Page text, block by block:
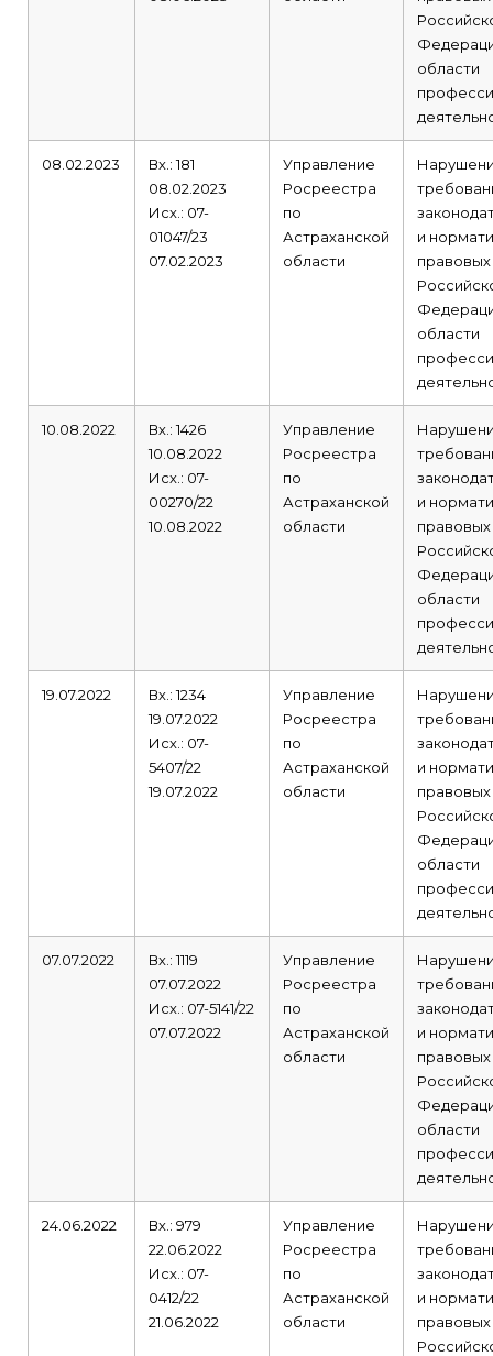
области
08.02.2023
Вх.: 181
08.02.2023
Исх.: 07-
01047/23
07.02.2023
Управление
Росреестра
по
Астраханской
области
и
правовых
области
10.08.2022
Вх.: 1426
10.08.2022
Исх.: 07-
00270/22
10.08.2022
Управление
Росреестра
по
Астраханской
области
и
правовых
области
19.07.2022
Вх.: 1234
19.07.2022
Исх.: 07-
5407/22
19.07.2022
Управление
Росреестра
по
Астраханской
области
и
правовых
области
07.07.2022
Вх.: 1119
07.07.2022
Исх.: 07-5141/22
07.07.2022
Управление
Росреестра
по
Астраханской
области
и
правовых
области
24.06.2022
Вх.: 979
22.06.2022
Исх.: 07-
0412/22
21.06.2022
Управление
Росреестра
по
Астраханской
области
и
правовых